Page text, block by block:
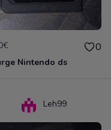
0
Nintendo ds
Leh99